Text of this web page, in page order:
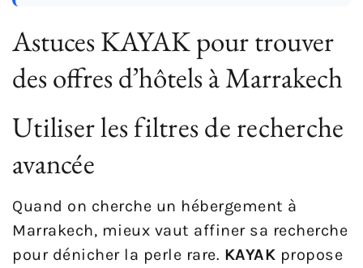
Astuces KAYAK pour trouver
des offres d’hôtels à Marrakech
Utiliser les filtres de recherche
avancée
Quand on cherche un hébergement à
Marrakech, mieux vaut affiner sa recherche
pour dénicher la perle rare. KAYAK propose